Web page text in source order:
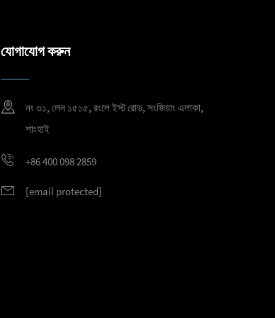
যোগাযোগ করুন
নং ৩১, লেন ১৫১৫, রংলে ইস্ট রোড, সংজিয়াং এলাকা,
শাংহাই
+86 400 098 2859
[email protected]